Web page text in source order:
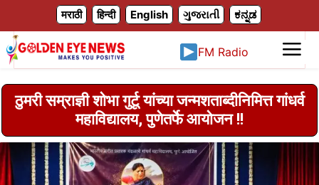
मराठी हिन्दी English ગુજરાતી ಕನ್ನಡ
FM Radio
ठुमरी सम्राज्ञी शोभा गुर्टू यांच्या जन्मशताब्दीनिमित्त गांधर्व
महाविद्यालय, पुणेतर्फे आयोजन !!